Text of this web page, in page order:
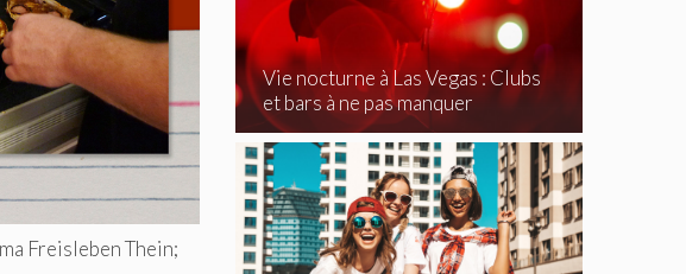
Freisleben Thein;
Vie nocturne à Las Vegas : Clubs
et bars à ne pas manquer